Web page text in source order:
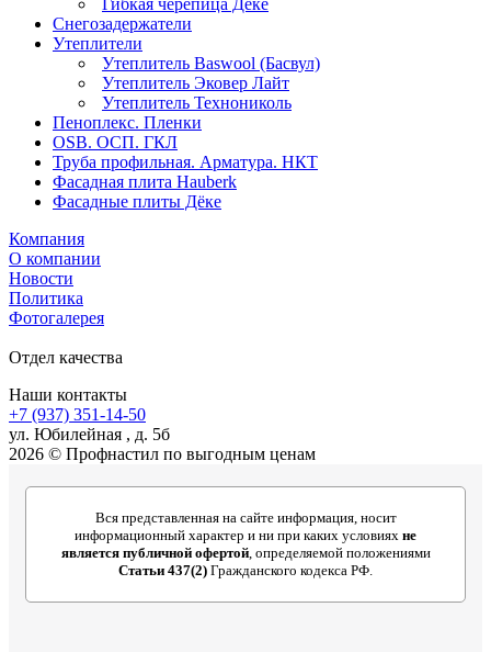
Снегозадержатели
Утеплители
Утеплитель Baswool (Басвул)
Утеплитель Эковер Лайт
Утеплитель Технониколь
Пеноплекс. Пленки
OSB. ОСП. ГКЛ
Труба профильная. Арматура. НКТ
Фасадная плита Hauberk
Фасадные плиты Дёке
Компания
О компании
Новости
Политика
Фотогалерея
Отдел качества
Наши контакты
+7 (937) 351-14-50
ул. Юбилейная , д. 5б
2026 © Профнастил по выгодным ценам
Вся представленная на сайте информация, носит
информационный характер и ни при каких условиях не
является публичной офертой, определяемой положениями
Статьи 437(2) Гражданского кодекса РФ.